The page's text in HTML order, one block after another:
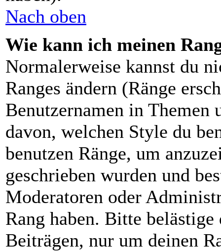
Nach oben
Wie kann ich meinen
Normalerweise kannst du
Ranges ändern (Ränge
Benutzernamen in
davon, welchen Style du
benutzen Ränge, um
geschrieben wurden und
Moderatoren oder
Rang haben. Bitte
Beiträgen, nur um deinen